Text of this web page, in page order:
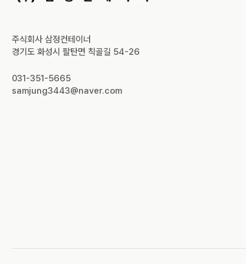
주식회사 삼정컨테이너
경기도 화성시 팔탄면 칙골길 54-26
031-351-5665
samjung3443@naver.com